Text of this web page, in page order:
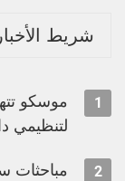
شريط الأخبار
1
موسكو
لتنظيمي
2
مباحثات